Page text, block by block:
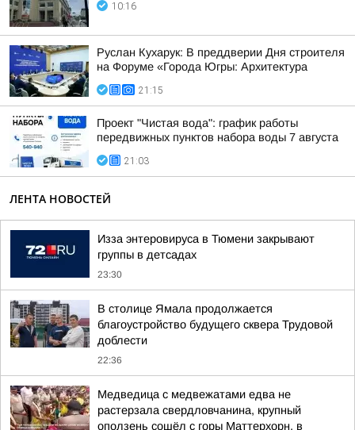
10:16
Руслан Кухарук: В преддверии Дня строителя
на Форуме «Города Югры: Архитектура
21:15
Проект "Чистая вода": график работы
передвижных пунктов набора воды 7 августа
21:03
ЛЕНТА НОВОСТЕЙ
Изза энтеровируса в Тюмени закрывают
группы в детсадах
23:30
В столице Ямала продолжается
благоустройство будущего сквера Трудовой
доблести
22:36
Медведица с медвежатами едва не
растерзала свердловчанина, крупный
оползень сошёл с горы Маттерхорн, в